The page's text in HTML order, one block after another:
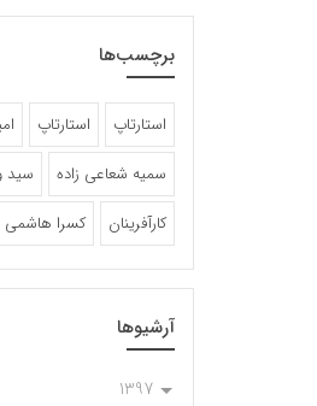
برچسب‌ها
استارتاپ استارتاپ‌
سمیه شعاعی زاده
سید
کارآفرینان
کسرا
آرشیوها
1397